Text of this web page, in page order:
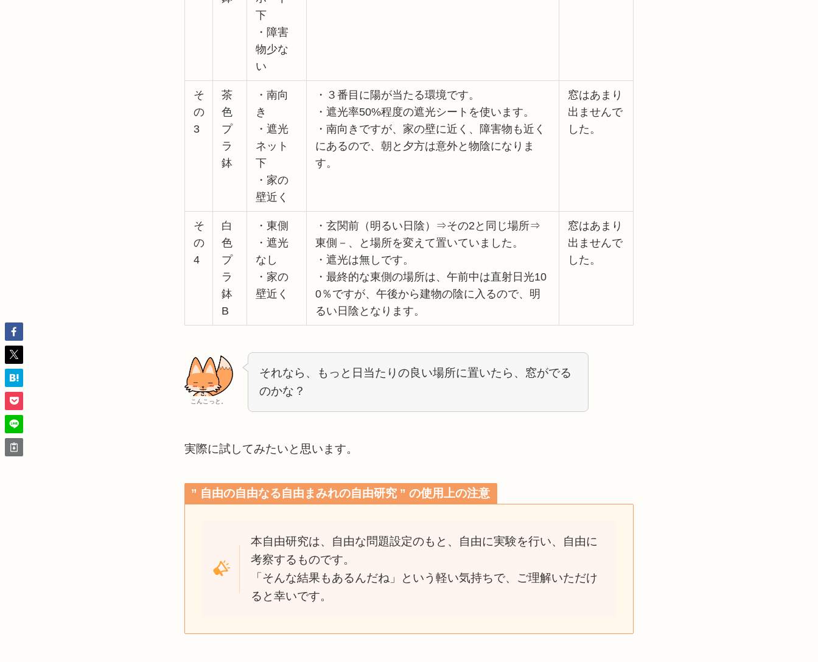
下
・障害
物少な
い
そ
の
3
茶
色
プ
ラ
鉢
・南向
き
・遮光
ネット
下
・家の
壁近く
・３番目に陽が当たる環境です。
・遮光率50%程度の遮光シートを使います。
・南向きですが、家の壁に近く、障害物も近く
にあるので、朝と夕方は意外と物陰になりま
す。
窓はあまり
出ませんで
した。
そ
の
4
白
色
プ
ラ
鉢
B
・東側
・遮光
なし
・家の
壁近く
・玄関前（明るい日陰）⇒その2と同じ場所⇒
東側－、と場所を変えて置いていました。
・遮光は無しです。
・最終的な東側の場所は、午前中は直射日光10
0％ですが、午後から建物の陰に入るので、明
るい日陰となります。
窓はあまり
出ませんで
した。
こんこっと。
それなら、もっと日当たりの良い場所に置いたら、窓がでる
のかな？
実際に試してみたいと思います。
” 自由の自由なる自由まみれの自由研究 ” の使用上の注意
本自由研究は、自由な問題設定のもと、自由に実験を行い、自由に
考察するものです。
「そんな結果もあるんだね」という軽い気持ちで、ご理解いただけ
ると幸いです。